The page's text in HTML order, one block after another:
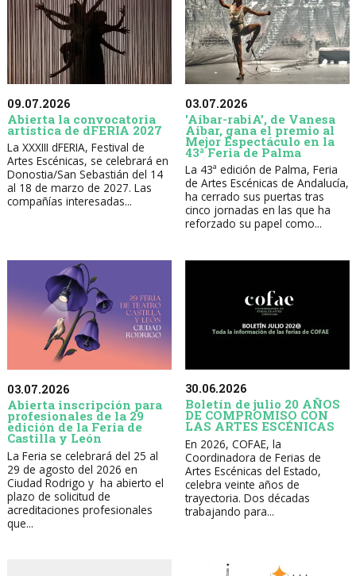
09.07.2026
Abierta la convocatoria
artística de dFERIA 2027
La XXXIII dFERIA, Festival de
Artes Escénicas, se celebrará en
Donostia/San Sebastián del 14
al 18 de marzo de 2027. Las
compañías interesadas...
03.07.2026
'Aibar-rabiA', de Vanesa
Aibar, gana el premio al
Mejor Espectáculo en la
43ª Feria de Palma
La 43ª edición de Palma, Feria
de Artes Escénicas de Andalucía,
ha cerrado sus puertas tras
cinco jornadas en las que ha
reforzado su papel como...
03.07.2026
Abierta inscripción para
profesionales de la 29
edición de la Feria de
Castilla y León
La Feria se celebrará del 25 al
29 de agosto del 2026 en
Ciudad Rodrigo y ha abierto el
plazo de solicitud de
acreditaciones profesionales
que...
30.06.2026
Boletín de julio 20 AÑOS
DE COMPROMISO CON
LAS ARTES ESCÉNICAS
En 2026, COFAE, la
Coordinadora de Ferias de
Artes Escénicas del Estado,
celebra veinte años de
trayectoria. Dos décadas
trabajando para...